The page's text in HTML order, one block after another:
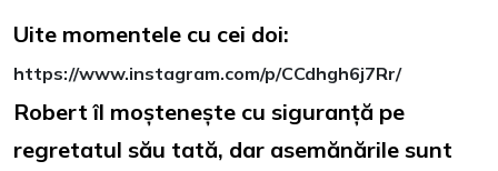
Uite momentele cu cei doi:
https://www.instagram.com/p/CCdhgh6j7Rr/
Robert îl moștenește cu siguranță pe
regretatul său tată, dar asemănările sunt